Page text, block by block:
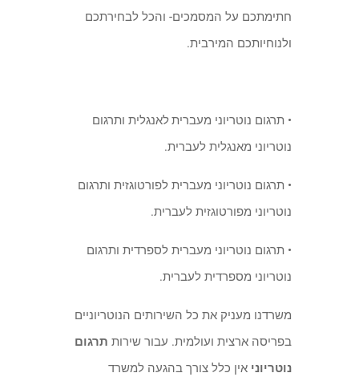
חתימתכם על המסמכים- והכל לבחירתכם
ולנוחיותכם המירבית.
• תרגום נוטריוני מעבריתלאנגלית ותרגום
נוטריוני מאנגלית לעברית.
• תרגום נוטריוני מעברית לפורטוגזית ותרגום
נוטריוני מפורטוגזית לעברית.
• תרגום נוטריוני מעברית לספרדית ותרגום
נוטריוני מספרדית לעברית.
משרדנו מעניק את כל השירותים הנוטריוניים
בפריסה ארצית ועולמית. עבור שירות תרגום
נוטריוני אין כלל צורך בהגעה למשרד